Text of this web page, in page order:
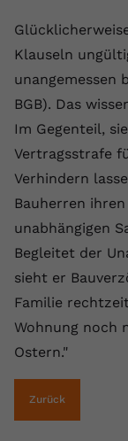
Klauseln
unangemessen
BGB). Das
Im Gegenteil,
Vertragsstrafe
Verhindern
Bauherren ihren
unabhängigen
Begleitet der
sieht er
Familie
Wohnung noch
Ostern."
Zurück